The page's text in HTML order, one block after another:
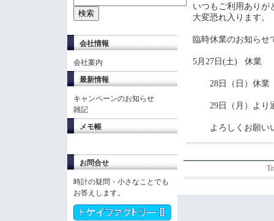
会社情報
会社案内
最新情報
キャンペーンのお知らせ
雑記
メモ帳
お問合せ
時計の疑問・小さなことでも
お答えします。
いつもご利用ありが
大変恐れ入ります。
臨時休業のお知らせ
5月27日(土) 休業
28日（日）休業
29日（月）より
よろしくお願い